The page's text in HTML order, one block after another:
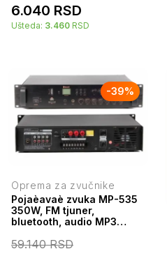
6.040 RSD
Ušteda: 3.460 RSD
-39%
Oprema za zvučnike
Pojaèavaè zvuka MP-535
350W, FM tjuner,
bluetooth, audio MP3
59.140RSD